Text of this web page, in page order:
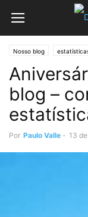
Nosso blog
blog –
Por Paulo Valle - 13